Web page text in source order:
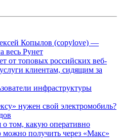
Копылов (copylove) —
весь Рунет
от топовых российских веб-
клиентам, сидящим за
инфраструктуры
нужен свой электромобиль?
том, какую оперативно
получить через «Макс»